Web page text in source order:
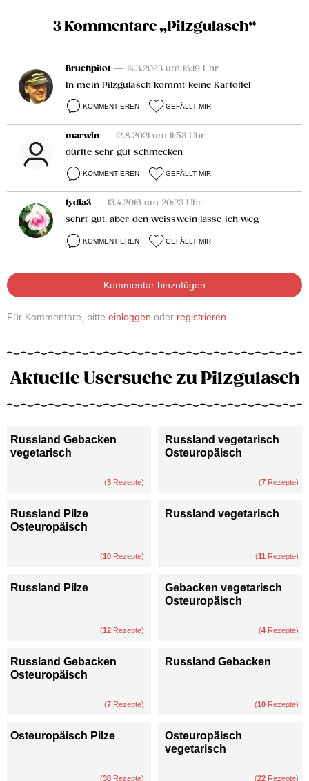
3 Kommentare „Pilzgulasch“
Bruchpilot — 14.3.2023 um 16:19 Uhr
In mein Pilzgulasch kommt keine Kartoffel
KOMMENTIEREN GEFÄLLT MIR
marwin — 12.8.2021 um 11:53 Uhr
dürfte sehr gut schmecken
KOMMENTIEREN GEFÄLLT MIR
lydia3 — 13.4.2016 um 20:23 Uhr
sehrt gut, aber den weisswein lasse ich weg
KOMMENTIEREN GEFÄLLT MIR
Kommentar hinzufügen
Für Kommentare, bitte einloggen oder registrieren
Aktuelle Usersuche zu Pilzgulasch
Russland Gebacken
vegetarisch
(3 Rezepte)
Russland vegetarisch
Osteuropäisch
(7 Rezepte)
Russland Pilze
Osteuropäisch
(10 Rezepte)
Russland vegetarisch
(11 Rezepte)
Russland Pilze
(12 Rezepte)
Gebacken vegetarisch
Osteuropäisch
(4 Rezepte)
Russland Gebacken
Osteuropäisch
(7 Rezepte)
Russland Gebacken
(10 Rezepte)
Osteuropäisch Pilze
(38 Rezepte)
Osteuropäisch
vegetarisch
(22 Rezepte)